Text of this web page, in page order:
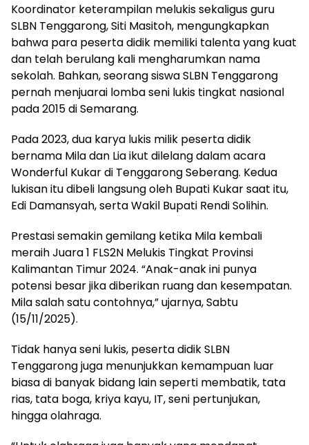
Koordinator keterampilan melukis sekaligus guru
SLBN Tenggarong, Siti Masitoh, mengungkapkan
bahwa para peserta didik memiliki talenta yang kuat
dan telah berulang kali mengharumkan nama
sekolah. Bahkan, seorang siswa SLBN Tenggarong
pernah menjuarai lomba seni lukis tingkat nasional
pada 2015 di Semarang.
Pada 2023, dua karya lukis milik peserta didik
bernama Mila dan Lia ikut dilelang dalam acara
Wonderful Kukar di Tenggarong Seberang. Kedua
lukisan itu dibeli langsung oleh Bupati Kukar saat itu,
Edi Damansyah, serta Wakil Bupati Rendi Solihin.
Prestasi semakin gemilang ketika Mila kembali
meraih Juara 1 FLS2N Melukis Tingkat Provinsi
Kalimantan Timur 2024. “Anak-anak ini punya
potensi besar jika diberikan ruang dan kesempatan.
Mila salah satu contohnya,” ujarnya, Sabtu
(15/11/2025).
Tidak hanya seni lukis, peserta didik SLBN
Tenggarong juga menunjukkan kemampuan luar
biasa di banyak bidang lain seperti membatik, tata
rias, tata boga, kriya kayu, IT, seni pertunjukan,
hingga olahraga.